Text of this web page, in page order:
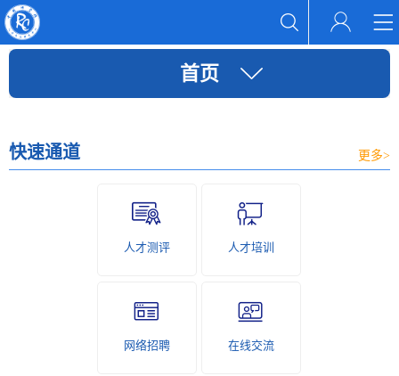
首页
快速通道 更多>
人才测评 人才培训
网络招聘 在线交流